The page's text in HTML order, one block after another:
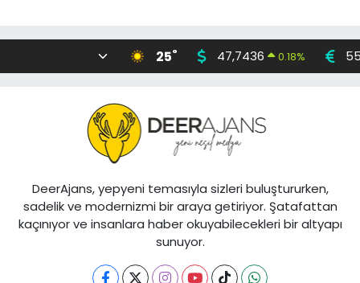
25° 47,7436 0.18%
DeerAjans, yepyeni temasıyla sizleri buluştururken,
sadelik ve modernizmi bir araya getiriyor. Şatafattan
kaçınıyor ve insanlara haber okuyabilecekleri bir altyapı
sunuyor.